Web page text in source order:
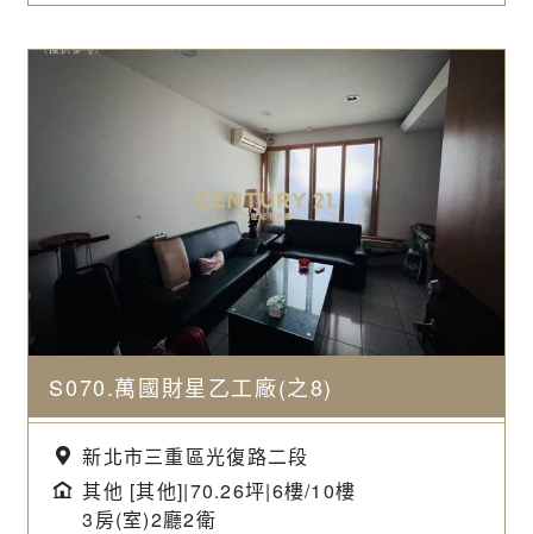
S070.萬國財星乙工廠(之8)
新北市三重區光復路二段
其他 [其他]|70.26坪|6樓/10樓
3房(室)2廳2衛